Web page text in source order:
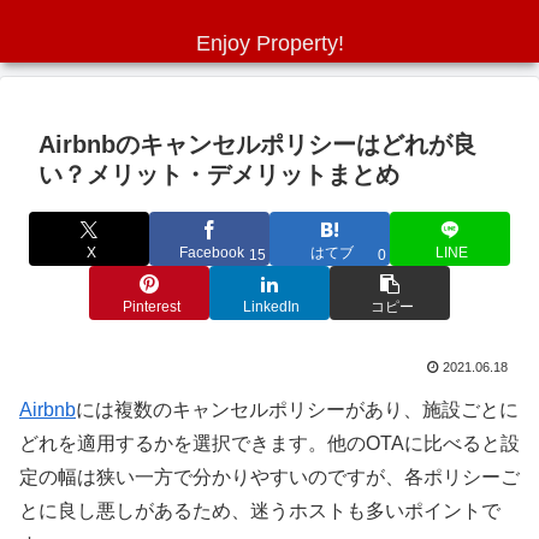
Enjoy Property!
Airbnbのキャンセルポリシーはどれが良
い？メリット・デメリットまとめ
X Facebook 15 はてブ 0 LINE
Pinterest LinkedIn コピー
2021.06.18
Airbnbには複数のキャンセルポリシーがあり、施設ごとに
どれを適用するかを選択できます。他のOTAに比べると設
定の幅は狭い一方で分かりやすいのですが、各ポリシーご
とに良し悪しがあるため、迷うホストも多いポイントで